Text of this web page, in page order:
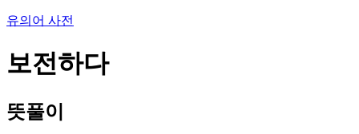
유의어 사전
보전하다
뜻풀이